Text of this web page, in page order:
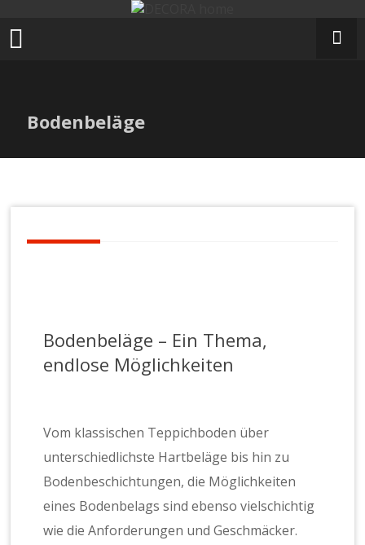
Inhalt
springen
Bodenbeläge
Bodenbeläge – Ein Thema,
endlose Möglichkeiten
Vom klassischen Teppichboden über
unterschiedlichste Hartbeläge bis hin zu
Bodenbeschichtungen, die Möglichkeiten
eines Bodenbelags sind ebenso vielschichtig
wie die Anforderungen und Geschmäcker.